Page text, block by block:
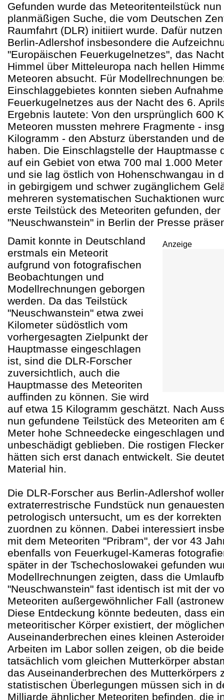
Gefunden wurde das Meteoritenteilstück
planmäßigen Suche, die vom Deutschen
Raumfahrt (DLR) initiiert wurde. Dafür
Berlin-Adlershof insbesondere die
"Europäischen Feuerkugelnetzes", das
Himmel über Mitteleuropa nach hellen
Meteoren absucht. Für Modellrechnungen
Einschlaggebietes konnten sieben
Feuerkugelnetzes aus der Nacht des 6.
Ergebnis lautete: Von den ursprünglich 600
Meteoren mussten mehrere Fragmente -
Kilogramm - den Absturz überstanden und
haben. Die Einschlagstelle der Hauptmasse
auf ein Gebiet von etwa 700 mal 1.000
und sie lag östlich von Hohenschwangau in
in gebirgigem und schwer zugänglichem
mehreren systematischen Suchaktionen
erste Teilstück des Meteoriten gefunden,
"Neuschwanstein" in Berlin der Presse
Anzeige
Damit konnte in Deutschland
erstmals ein Meteorit
aufgrund von fotografischen
Beobachtungen und
Modellrechnungen geborgen
werden. Da das Teilstück
"Neuschwanstein" etwa zwei
Kilometer südöstlich vom
vorhergesagten Zielpunkt der
Hauptmasse eingeschlagen
ist, sind die DLR-Forscher
zuversichtlich, auch die
Hauptmasse des Meteoriten
auffinden zu können. Sie wird
auf etwa 15 Kilogramm geschätzt. Nach
nun gefundene Teilstück des Meteoriten am
Meter hohe Schneedecke eingeschlagen
unbeschädigt geblieben. Die rostigen
hätten sich erst danach entwickelt. Sie
Material hin.
Die DLR-Forscher aus Berlin-Adlershof
extraterrestrische Fundstück nun
petrologisch untersucht, um es der
zuordnen zu können. Dabei interessiert
mit dem Meteoriten "Pribram", der vor 43
ebenfalls von Feuerkugel-Kameras
später in der Tschechoslowakei gefunden
Modellrechnungen zeigten, dass die
"Neuschwanstein" fast identisch ist mit der
Meteoriten außergewöhnlicher Fall
Diese Entdeckung könnte bedeuten, dass
meteoritischer Körper existiert, der
Auseinanderbrechen eines kleinen
Arbeiten im Labor sollen zeigen, ob die
tatsächlich vom gleichen Mutterkörper
das Auseinanderbrechen des Mutterkörpers
statistischen Überlegungen müssen sich in
Milliarde ähnlicher Meteoriten befinden, die